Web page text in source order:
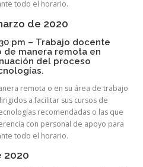
todo el horario.
de 2020
pm – Trabajo docente
de manera remota en
del proceso
remota o en su área de trabajo
a facilitar sus cursos de
recomendadas o las que
con personal de apoyo para
todo el horario.
2020